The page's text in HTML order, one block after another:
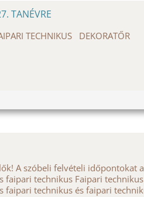
TANÉVRE
TECHNIKUS DEKORATŐR
A szóbeli felvételi időpontokat
faipari technikus Faipari technikus
faipari technikus és faipari